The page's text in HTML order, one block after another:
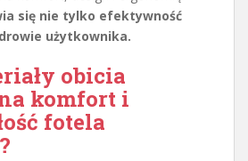
się nie tylko efektywność
użytkownika.
obicia
komfort i
fotela